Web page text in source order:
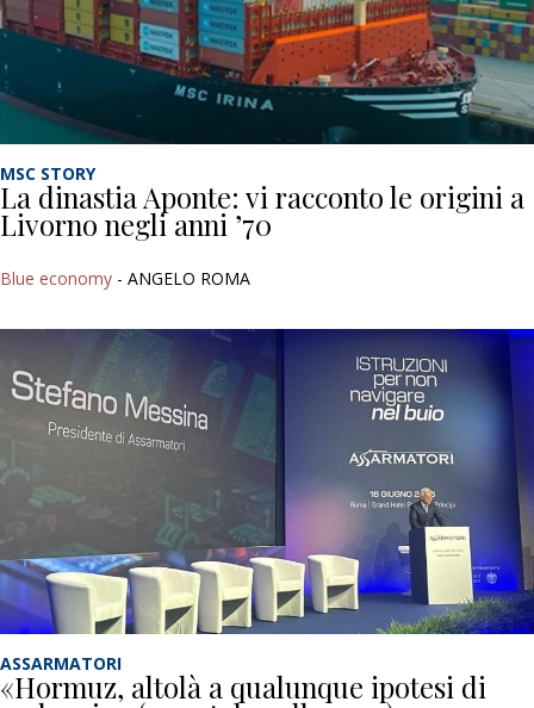
MSC STORY
La dinastia Aponte: vi racconto le origini a
Livorno negli anni ’70
Blue economy - ANGELO ROMA
ASSARMATORI
«Hormuz, altolà a qualunque ipotesi di